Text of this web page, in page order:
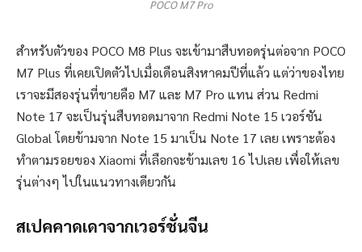
POCO M7 Pro
สำหรับตัวของ POCO M8 Plus จะเข้ามาสืบทอดรุ่นต่อจาก POCO
M7 Plus ที่เคยเปิดตัวไปเมื่อเดือนสิงหาคมปีที่แล้ว แต่ว่าของไทย
เราจะมีสองรุ่นที่ขายคือ M7 และ M7 Pro แทน ส่วน Redmi
Note 17 จะเป็นรุ่นสืบทอดมาจาก Redmi Note 15 เวอร์ชัน
Global โดยข้ามจาก Note 15 มาเป็น Note 17 เลย เพราะต้อง
ทำตามรอยของ Xiaomi ที่เลือกจะข้ามเลข 16 ไปเลย เพื่อให้เลข
รุ่นต่างๆ ไปในแนวทางเดียวกัน
สเปคคาดเดาจากเวอร์ชั่นจีน